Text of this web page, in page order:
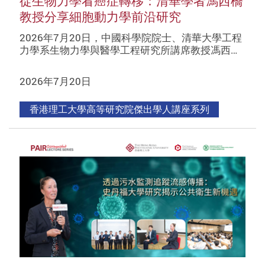
教授分享細胞動力學前沿研究
2026年7月20日，中國科學院院士、清華大學工程
力學系生物力學與醫學工程研究所講席教授馮西…
2026年7月20日
香港理工大學高等研究院傑出學人講座系列